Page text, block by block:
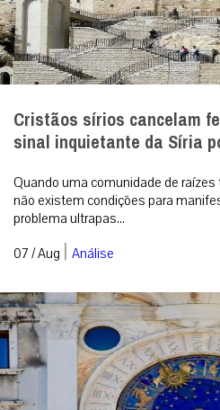
Cristãos sírios cancelam
sinal inquietante da Síria
Quando uma comunidade de
não existem condições para
problema ultrapas...
07 / Aug | Análise